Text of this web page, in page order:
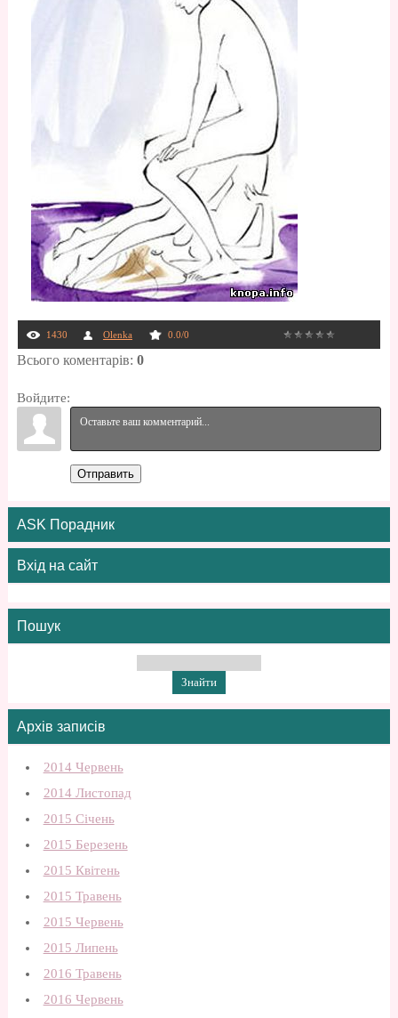
1430 Olenka 0.0/0
Всього коментарів: 0
Войдите:
Отправить
ASK Порадник
Вхід на сайт
Пошук
Архів записів
2014 Червень
2014 Листопад
2015 Січень
2015 Березень
2015 Квітень
2015 Травень
2015 Червень
2015 Липень
2016 Травень
2016 Червень